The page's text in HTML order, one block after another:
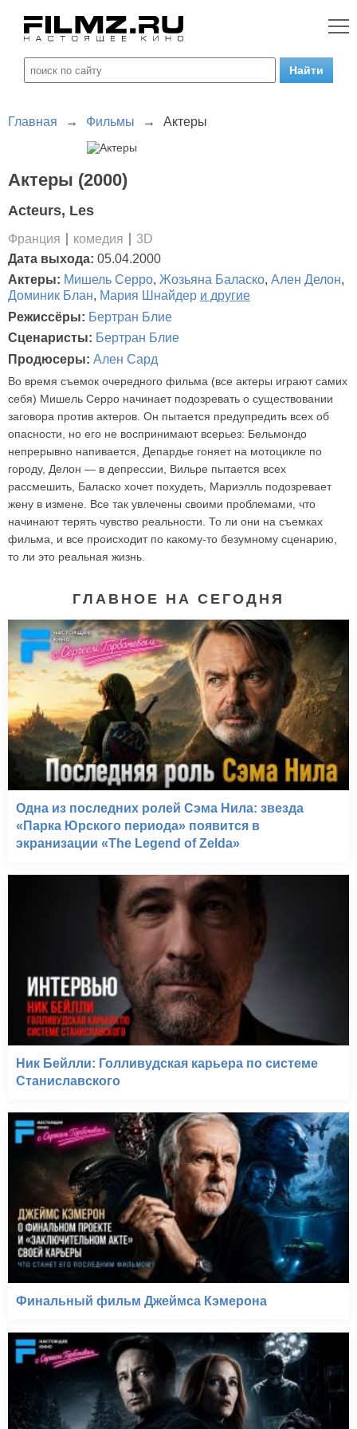
Главная → Фильмы → Актеры
Актеры (2000)
Acteurs, Les
Франция комедия
3D
Дата выхода: 05.04.2000
Актеры: Мишель Серро, Жозьяна Баласко, Ален Делон,
Доминик Блан, Мария Шнайдер и другие
Режиссёры: Бертран Блие
Сценаристы: Бертран Блие
Продюсеры: Ален Сард
Во время съемок очередного фильма (все актеры играют самих
себя) Мишель Серро начинает подозревать о существовании
заговора против актеров. Он пытается предупредить всех об
опасности, но его не воспринимают всерьез: Бельмондо
непрерывно напивается, Депардье гоняет на мотоцикле по
городу, Делон — в депрессии, Вильре пытается всех
рассмешить, Баласко хочет похудеть, Мариэлль подозревает
жену в измене. Все так увлечены своими проблемами, что
начинают терять чувство реальности. То ли они на съемках
фильма, и все происходит по какому-то безумному сценарию,
то ли это реальная жизнь.
ГЛАВНОЕ НА СЕГОДНЯ
Одна из последних ролей Сэма Нила: звезда
«Парка Юрского периода» появится в
экранизации «The Legend of Zelda»
Ник Бейлли: Голливудская карьера по системе
Станиславского
Финальный фильм Джеймса Кэмерона